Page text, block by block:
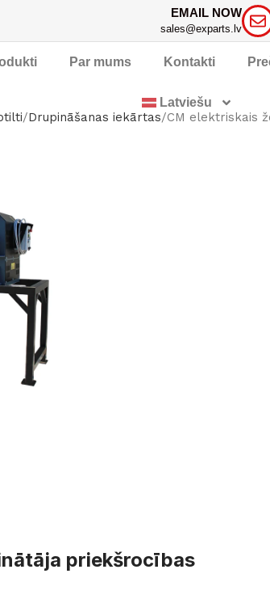
EMAIL NOW
sales@exparts.lv
Par mums Kontakti
Latviešu
Drupināšanas iekārtas CM elektriskais
priekšrocības